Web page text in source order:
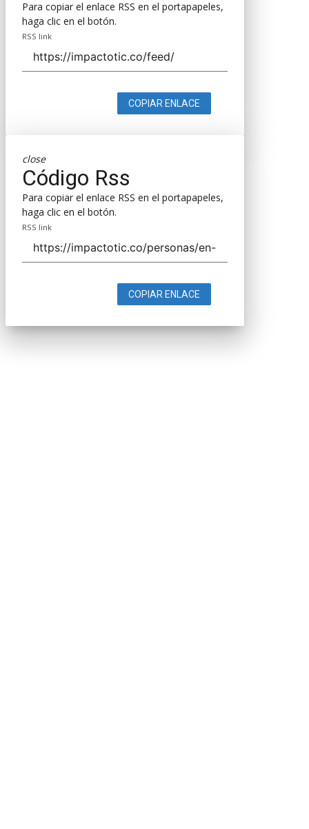
Para copiar el enlace RSS en el portapapeles,
haga clic en el botón.
RSS link
COPIAR ENLACE
close
Código Rss
Para copiar el enlace RSS en el portapapeles,
haga clic en el botón.
RSS link
COPIAR ENLACE